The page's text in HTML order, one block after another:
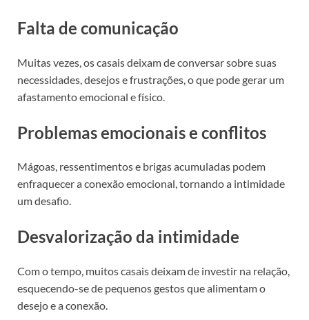
Falta de comunicação
Muitas vezes, os casais deixam de conversar sobre suas
necessidades, desejos e frustrações, o que pode gerar um
afastamento emocional e físico.
Problemas emocionais e conflitos
Mágoas, ressentimentos e brigas acumuladas podem
enfraquecer a conexão emocional, tornando a intimidade
um desafio.
Desvalorização da intimidade
Com o tempo, muitos casais deixam de investir na relação,
esquecendo-se de pequenos gestos que alimentam o
desejo e a conexão.